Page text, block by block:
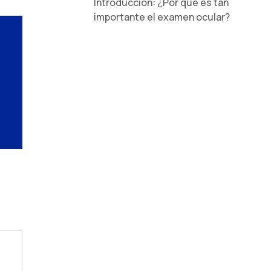
importante el examen ocular?